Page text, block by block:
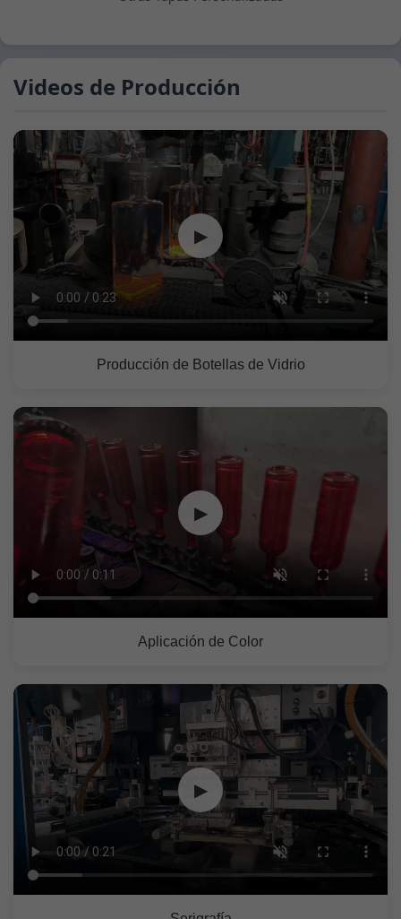
Videos de Producción
▶
Producción de Botellas de Vidrio
▶
Aplicación de Color
▶